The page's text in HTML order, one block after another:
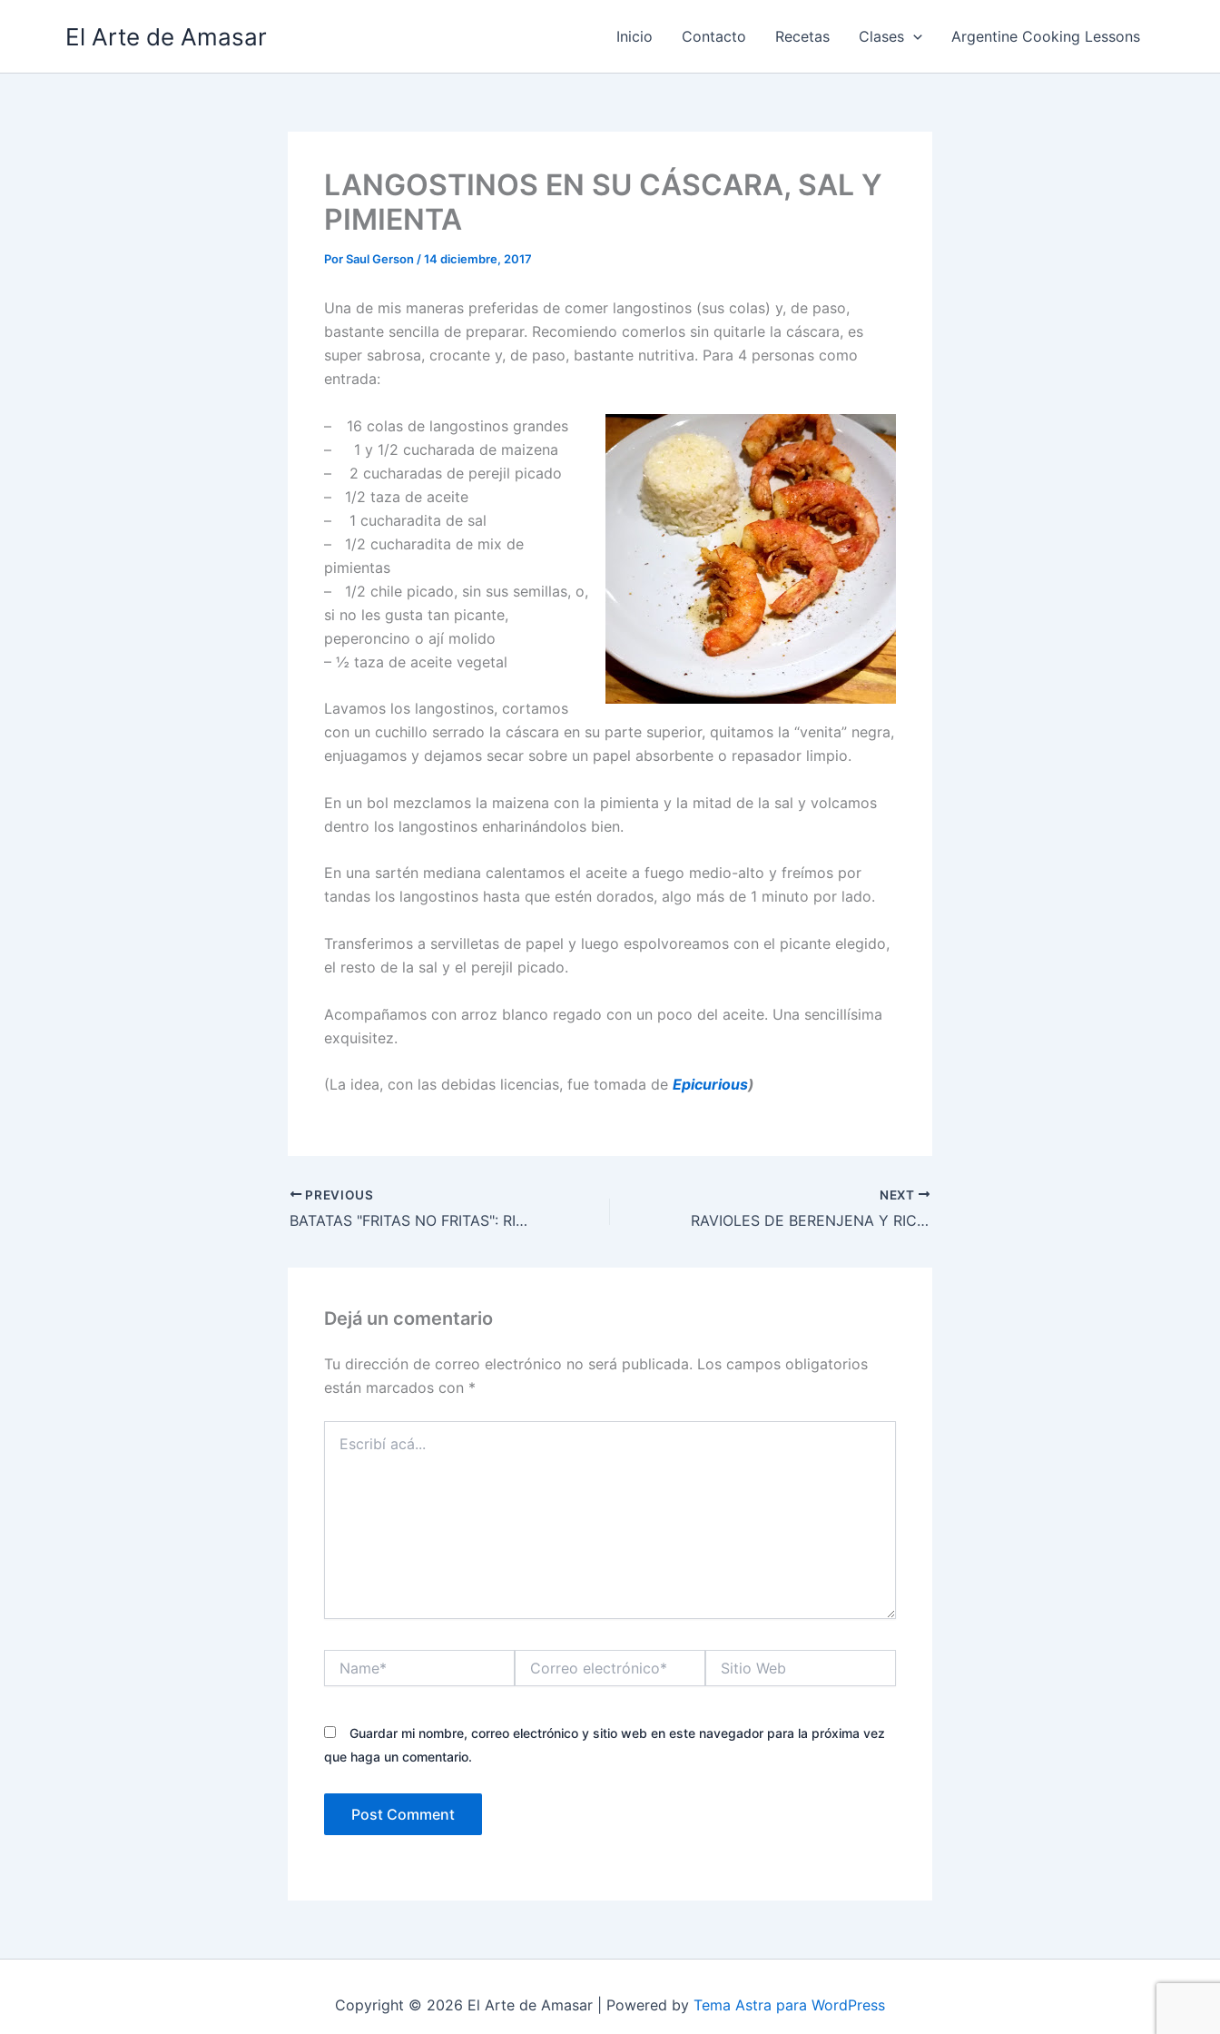
El Arte de Amasar Inicio Contacto Recetas Clases Argentine Cooking Lessons
LANGOSTINOS EN SU CÁSCARA, SAL Y
PIMIENTA
PorSaul Gerson /14 diciembre, 2017
Una de mis maneras preferidas de comer langostinos (sus colas) y, de paso,
bastante sencilla de preparar. Recomiendo comerlos sin quitarle la cáscara, es
super sabrosa, crocante y, de paso, bastante nutritiva. Para 4 personas como
entrada:
–
16 colas de langostinos grandes
– 1 y 1/2 cucharada de maizena
– 2 cucharadas de perejil picado
– 1/2 taza de aceite
– 1 cucharadita de sal
– 1/2 cucharadita de mix de
pimientas
– 1/2 chile picado, sin sus semillas, o,
si no les gusta tan picante,
peperoncino o ají molido
– ½ taza de aceite vegetal
Lavamos los langostinos, cortamos
con un cuchillo serrado la cáscara en su parte superior, quitamos la “venita” negra,
enjuagamos y dejamos secar sobre un papel absorbente o repasador limpio.
En un bol mezclamos la maizena con la pimienta y la mitad de la sal y volcamos
dentro los langostinos enharinándolos bien.
En una sartén mediana calentamos el aceite a fuego medio-alto y freímos por
tandas los langostinos hasta que estén dorados, algo más de 1 minuto por lado.
Transferimos a servilletas de papel y luego espolvoreamos con el picante elegido,
el resto de la sal y el perejil picado.
Acompañamos con arroz blanco regado con un poco del aceite. Una sencillísima
exquisitez.
(La idea, con las debidas licencias, fue tomada de Epicurious)
PREVIOUS
BATATAS "FRITAS NO FRITAS": RICAS, CROCANTES Y SALUDABLES
NEXT
RAVIOLES DE BERENJENA Y RICOTA, CON SALSA VERANIEGA DE TOMATES FRESCOS, ALBAHACA Y AJO
Dejá un comentario
Tu dirección de correo electrónico no será publicada. Los campos obligatorios
están marcados con *
acá...
electrónico*
Web
Guardar mi nombre, correo electrónico y sitio web en este navegador para la próxima vez
que haga un comentario.
Copyright © 2026 El Arte de Amasar | Powered by Tema Astra para WordPress